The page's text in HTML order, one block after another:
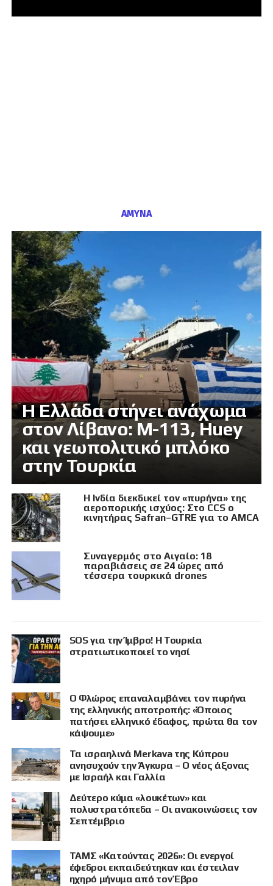
ΑΜΥΝΑ
Η Ελλάδα στήνει ανάχωμα
στον Λίβανο: M-113, Huey
και γεωπολιτικό μπλόκο
στην Τουρκία
Η Ινδία διεκδικεί τον «πυρήνα» της
αεροπορικής ισχύος: Στο CCS ο
κινητήρας Safran–GTRE για το AMCA
Συναγερμός στο Αιγαίο: 18
παραβιάσεις σε 24 ώρες από
τέσσερα τουρκικά drones
SOS για την Ίμβρο! Η Τουρκία
στρατιωτικοποιεί το νησί
Ο Φλώρος επαναλαμβάνει τον πυρήνα
της ελληνικής αποτροπής: «Όποιος
πατήσει ελληνικό έδαφος, πρώτα θα τον
κάψουμε»
Τα ισραηλινά Merkava της Κύπρου
ανησυχούν την Άγκυρα – Ο νέος άξονας
με Ισραήλ και Γαλλία
Δεύτερο κύμα «λουκέτων» και
πολυστρατόπεδα – Οι ανακοινώσεις τον
Σεπτέμβριο
ΤΑΜΣ «Κατούντας 2026»: Οι ενεργοί
έφεδροι εκπαιδεύτηκαν και έστειλαν
ηχηρό μήνυμα από τον Έβρο